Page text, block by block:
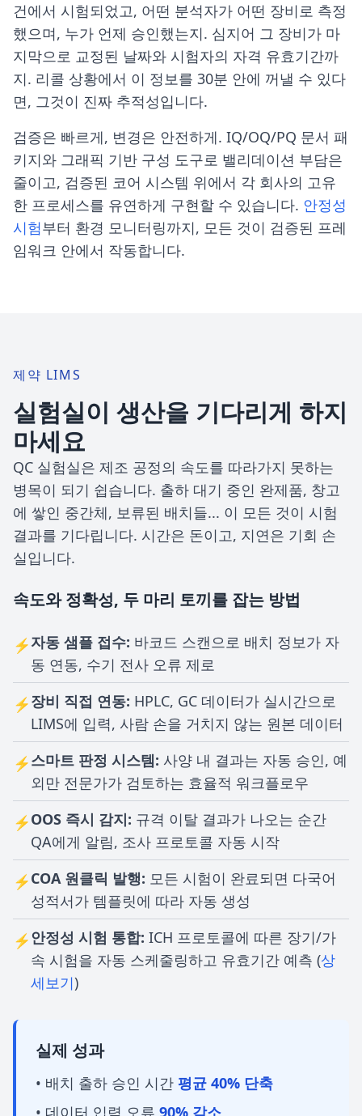
건에서 시험되었고, 어떤 분석자가 어떤 장비로 측정
했으며, 누가 언제 승인했는지. 심지어 그 장비가 마
지막으로 교정된 날짜와 시험자의 자격 유효기간까
지. 리콜 상황에서 이 정보를 30분 안에 꺼낼 수 있다
면, 그것이 진짜 추적성입니다.
검증은 빠르게, 변경은 안전하게. IQ/OQ/PQ 문서 패
키지와 그래픽 기반 구성 도구로 밸리데이션 부담은
줄이고, 검증된 코어 시스템 위에서 각 회사의 고유
한 프로세스를 유연하게 구현할 수 있습니다. 안정성
시험부터 환경 모니터링까지, 모든 것이 검증된 프레
임워크 안에서 작동합니다.
제약 LIMS
실험실이 생산을 기다리게 하지
마세요
QC 실험실은 제조 공정의 속도를 따라가지 못하는
병목이 되기 쉽습니다. 출하 대기 중인 완제품, 창고
에 쌓인 중간체, 보류된 배치들... 이 모든 것이 시험
결과를 기다립니다. 시간은 돈이고, 지연은 기회 손
실입니다.
속도와 정확성, 두 마리 토끼를 잡는 방법
⚡자동 샘플 접수: 바코드 스캔으로 배치 정보가 자
동 연동, 수기 전사 오류 제로
⚡장비 직접 연동: HPLC, GC 데이터가 실시간으로
LIMS에 입력, 사람 손을 거치지 않는 원본 데이터
⚡스마트 판정 시스템: 사양 내 결과는 자동 승인, 예
외만 전문가가 검토하는 효율적 워크플로우
⚡OOS 즉시 감지: 규격 이탈 결과가 나오는 순간
QA에게 알림, 조사 프로토콜 자동 시작
⚡COA 원클릭 발행: 모든 시험이 완료되면 다국어
성적서가 템플릿에 따라 자동 생성
⚡안정성 시험 통합: ICH 프로토콜에 따른 장기/가
속 시험을 자동 스케줄링하고 유효기간 예측 (상
세보기)
실제 성과
• 배치 출하 승인 시간 평균 40% 단축
• 데이터 입력 오류 90% 감소